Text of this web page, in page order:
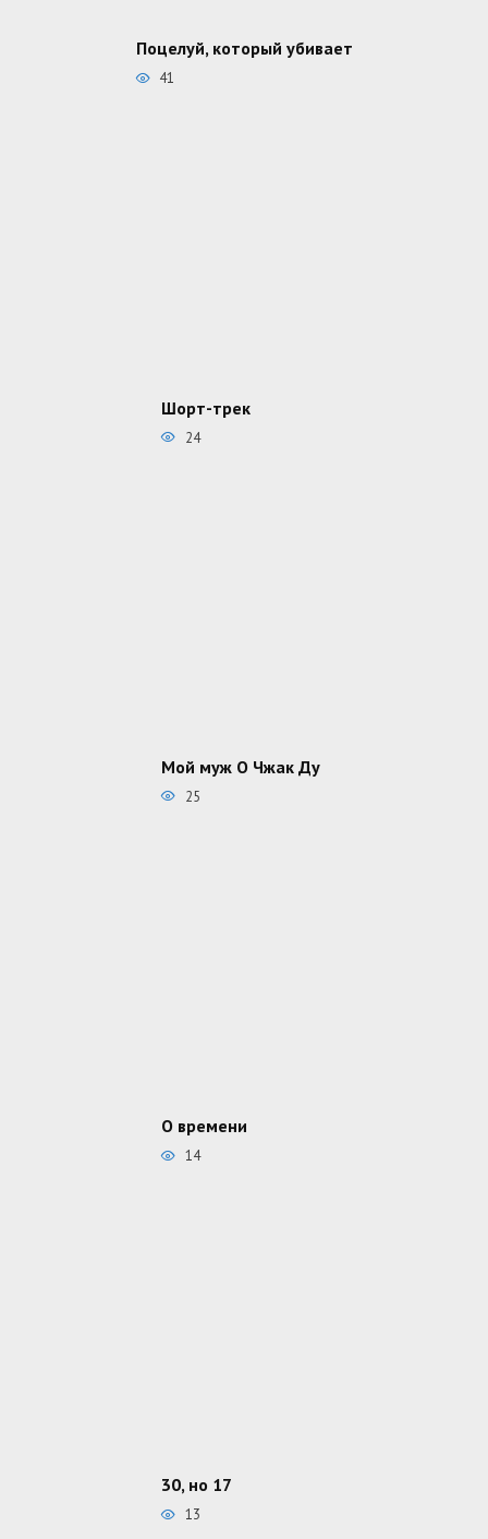
Поцелуй, который убивает
41
Шорт-трек
24
Мой муж О Чжак Ду
25
О времени
14
30, но 17
13